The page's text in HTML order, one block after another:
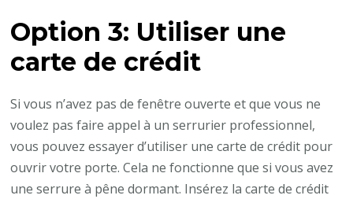
Option 3: Utiliser une
carte de crédit
Si vous n’avez pas de fenêtre ouverte et que vous ne
voulez pas faire appel à un serrurier professionnel,
vous pouvez essayer d’utiliser une carte de crédit pour
ouvrir votre porte. Cela ne fonctionne que si vous avez
une serrure à pêne dormant. Insérez la carte de crédit